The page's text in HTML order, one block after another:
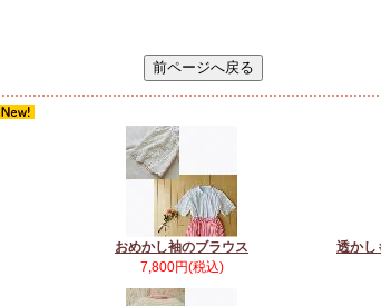
おめかし袖のブラウス
7,800円(税込)
透かし